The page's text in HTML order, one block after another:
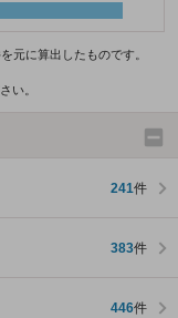
元に算出したものです。
い。
241件
383件
446件